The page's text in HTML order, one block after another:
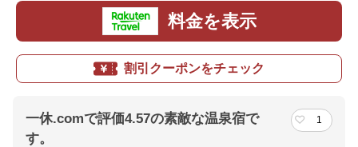
料金を表示
割引クーポンをチェック
一休.comで評価4.57の素敵な温泉宿で
す。
1